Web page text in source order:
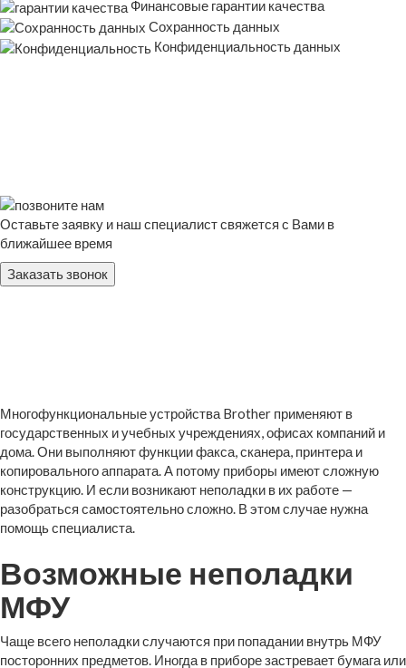
Финансовые гарантии качества
Сохранность данных
Конфиденциальность данных
Оставьте заявку и наш специалист свяжется с Вами в
ближайшее время
Заказать звонок
Многофункциональные устройства Brother применяют в
государственных и учебных учреждениях, офисах компаний и
дома. Они выполняют функции факса, сканера, принтера и
копировального аппарата. А потому приборы имеют сложную
конструкцию. И если возникают неполадки в их работе —
разобраться самостоятельно сложно. В этом случае нужна
помощь специалиста.
Возможные неполадки
МФУ
Чаще всего неполадки случаются при попадании внутрь МФУ
посторонних предметов. Иногда в приборе застревает бумага или